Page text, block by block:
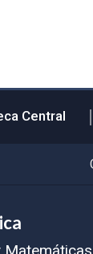
Central